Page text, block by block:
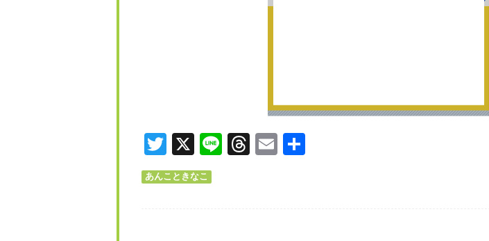
Twitter
X LineThreads
Email
あんこときなこ